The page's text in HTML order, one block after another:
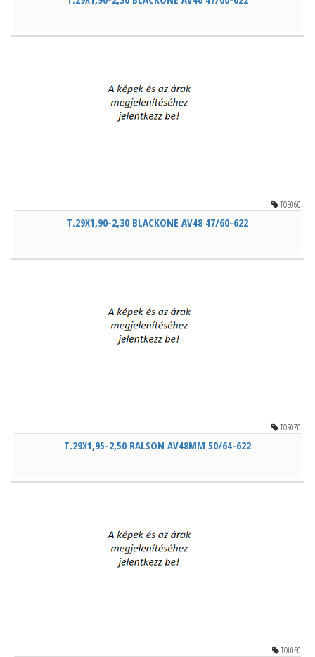
TOB060
T.29X1,90-2,30 BLACKONE AV48 47/60-622
TOR070
T.29X1,95-2,50 RALSON AV48MM 50/64-622
TOL050